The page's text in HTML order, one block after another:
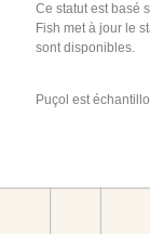
Ce statut est basé
Fish met à jour le
sont disponibles.
Puçol est